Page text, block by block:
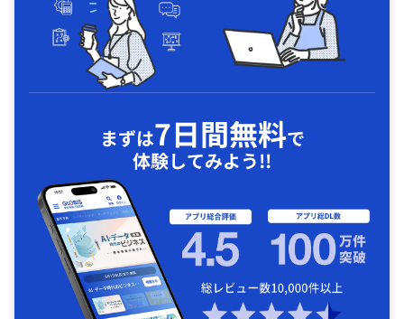
まずは7日間無料で
体験してみよう!!